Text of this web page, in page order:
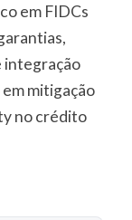
em FIDCs
integração
mitigação
no crédito